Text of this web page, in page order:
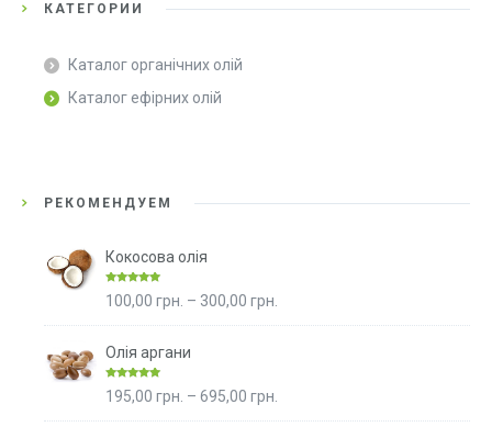
КАТЕГОРИИ
Каталог органічних олій
Каталог ефірних олій
РЕКОМЕНДУЕМ
Кокосова олія
Rated
4.96
out of 5
100,00 грн. – 300,00 грн.
range:
Олія аргани
Rated 4.98
out of 5
195,00 грн. – 695,00 грн.
range: